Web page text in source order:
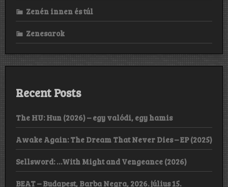
Zenén innen és túl
Zenesarok
Recent Posts
The HU: Hun (2026) – egy valódi, egy hamis
Awake Again: The Dream That Never Dies – EP (2025)
Sellsword: …With Might and Vengeance (2026)
BEAT – Budapest, Barba Negra, 2026. július 15.